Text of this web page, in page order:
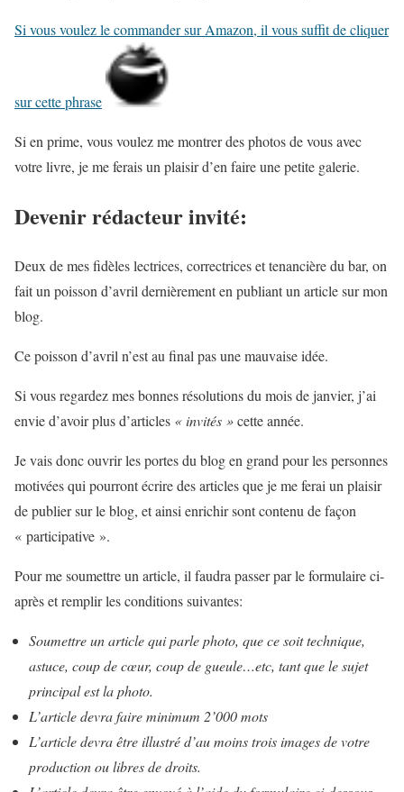
Si vous voulez le commander sur Amazon, il vous suffit de cliquer
sur cette phrase
Si en prime, vous voulez me montrer des photos de vous avec
votre livre, je me ferais un plaisir d’en faire une petite galerie.
Devenir rédacteur invité:
Deux de mes fidèles lectrices, correctrices et tenancière du bar, on
fait un poisson d’avril dernièrement en publiant un article sur mon
blog.
Ce poisson d’avril n’est au final pas une mauvaise idée.
Si vous regardez mes bonnes résolutions du mois de janvier, j’ai
envie d’avoir plus d’articles « invités »cette année.
Je vais donc ouvrir les portes du blog en grand pour les personnes
motivées qui pourront écrire des articles que je me ferai un plaisir
de publier sur le blog, et ainsi enrichir sont contenu de façon
« participative ».
Pour me soumettre un article, il faudra passer par le formulaire ci-
après et remplir les conditions suivantes:
Soumettre un article qui parle photo, que ce soit technique,
astuce, coup de cœur, coup de gueule…etc, tant que le sujet
principal est la photo.
L’article devra faire minimum 2’000 mots
L’article devra être illustré d’au moins trois images de votre
production ou libres de droits.